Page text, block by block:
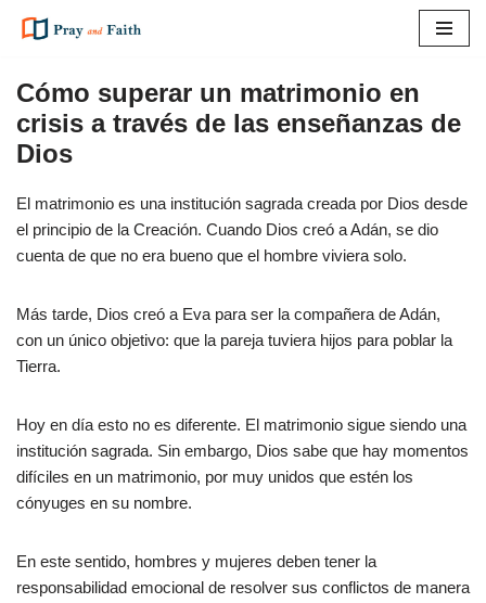
al
contenido
Cómo superar un matrimonio en
crisis a través de las enseñanzas de
Dios
El matrimonio es una institución sagrada creada por Dios desde
el principio de la Creación. Cuando Dios creó a Adán, se dio
cuenta de que no era bueno que el hombre viviera solo.
Más tarde, Dios creó a Eva para ser la compañera de Adán,
con un único objetivo: que la pareja tuviera hijos para poblar la
Tierra.
Hoy en día esto no es diferente. El matrimonio sigue siendo una
institución sagrada. Sin embargo, Dios sabe que hay momentos
difíciles en un matrimonio, por muy unidos que estén los
cónyuges en su nombre.
En este sentido, hombres y mujeres deben tener la
responsabilidad emocional de resolver sus conflictos de manera